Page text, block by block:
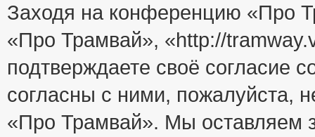
Заходя на конференцию «Про
«Про Трамвай», «http://
подтверждаете своё
согласны с ними, пожалуйста,
«Про Трамвай». Мы оставляем